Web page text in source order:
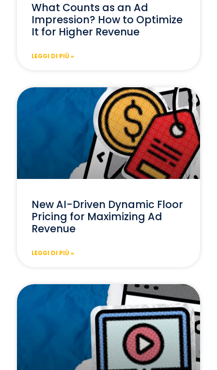
What Counts as an Ad
Impression? How to Optimize
It for Higher Revenue
LEGGI DI PIÙ »
New AI-Driven Dynamic Floor
Pricing for Maximizing Ad
Revenue
LEGGI DI PIÙ »